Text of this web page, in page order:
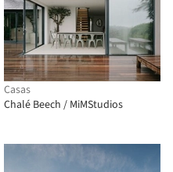
Casas
Chalé Beech / MiMStudios